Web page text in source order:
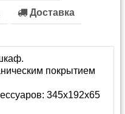
Доставка
покрытием
345х192х65